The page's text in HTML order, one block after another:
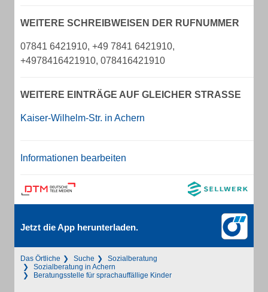
WEITERE SCHREIBWEISEN DER RUFNUMMER
07841 6421910, +49 7841 6421910,
+4978416421910, 078416421910
WEITERE EINTRÄGE AUF GLEICHER STRASSE
Kaiser-Wilhelm-Str. in Achern
Informationen bearbeiten
Jetzt die App herunterladen.
Das Örtliche Suche
Sozialberatung
Sozialberatung in Achern
Beratungsstelle für sprachauffällige Kinder